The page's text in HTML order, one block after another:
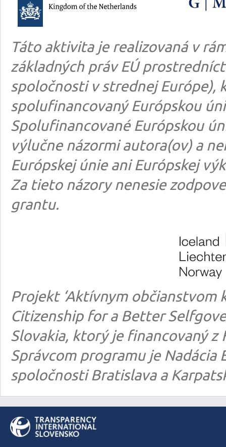
Táto aktivita je realizovaná v
základných práv EÚ
spoločnosti v strednej Európe),
spolufinancovaný Európskou
Spolufinancované Európskou
výlučne názormi autora(ov) a
Európskej únie ani Európskej
Za tieto názory nenesie
grantu.
Projekt ‘Aktívnym občianstvom
Citizenship for a Better
Slovakia, ktorý je financovaný z
Správcom programu je
spoločnosti Bratislava a